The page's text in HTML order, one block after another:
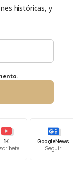
históricas, y
1K Google News
Seguir